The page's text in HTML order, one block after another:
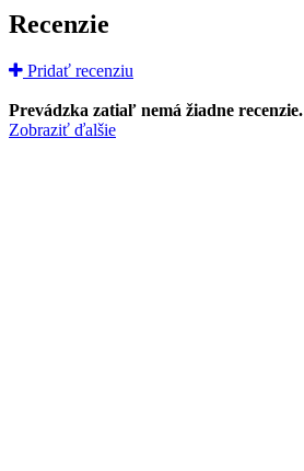
Recenzie
Pridať recenziu
Prevádzka zatiaľ nemá žiadne recenzie.
Zobraziť ďalšie